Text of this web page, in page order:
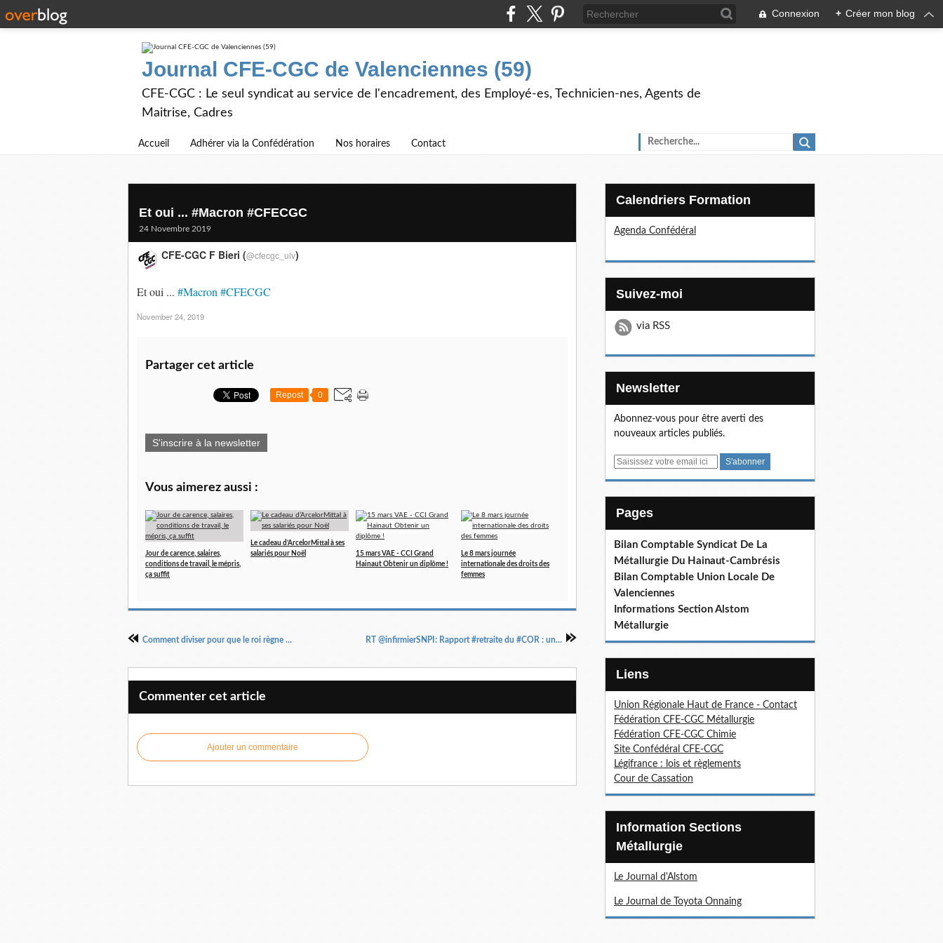
Connexion + Créer mon blog
Journal CFE-CGC de Valenciennes (59)
CFE-CGC : Le seul syndicat au service de l'encadrement, des Employé-es, Technicien-nes, Agents de
Maitrise, Cadres
Accueil Adhérer via la Confédération Nos horaires Contact
Et oui ... #Macron #CFECGC
24 Novembre 2019
Et oui ... #Macron #CFECGC
CFE-CGC F Bieri (@cfecgc_ulv)
November 24, 2019
Partager cet article
Repost 0
S'inscrire à la newsletter
Vous aimerez aussi :
Jour de carence, salaires,
conditions de travail, le mépris,
ça suffit
Le cadeau d’ArcelorMittal à ses
salariés pour Noël
15 mars VAE - CCI Grand
Hainaut Obtenir un diplôme !
Le 8 mars journée
internationale des droits des
femmes
Comment diviser pour que le roi règne ... RT @infirmierSNPI: Rapport #retraite du #COR : un...
Commenter cet article
Ajouter un commentaire
Calendriers Formation
Agenda Confédéral
Suivez-moi
via RSS
Newsletter
Abonnez-vous pour être averti des
nouveaux articles publiés.
E
Pages
Bilan Comptable Syndicat De La
Métallurgie Du Hainaut-Cambrésis
Bilan Comptable Union Locale De
Valenciennes
Informations Section Alstom
Métallurgie
Liens
Union Régionale Haut de France - Contact
Fédération CFE-CGC Métallurgie
Fédération CFE-CGC Chimie
Site Confédéral CFE-CGC
Légifrance : lois et règlements
Cour de Cassation
Information Sections
Métallurgie
Le Journal d'Alstom
Le Journal de Toyota Onnaing